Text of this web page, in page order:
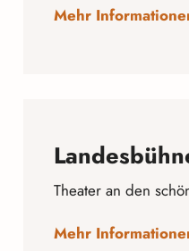
Mehr
Theater an den
Mehr